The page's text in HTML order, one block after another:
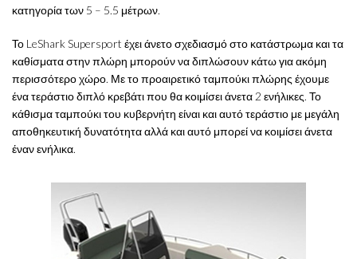
κατηγορία των 5 – 5.5 μέτρων.
Το LeShark Supersport έχει άνετο σχεδιασμό στο κατάστρωμα και τα
καθίσματα στην πλώρη μπορούν να διπλώσουν κάτω για ακόμη
περισσότερο χώρο. Με το προαιρετικό ταμπούκι πλώρης έχουμε
ένα τεράστιο διπλό κρεβάτι που θα κοιμίσει άνετα 2 ενήλικες. Το
κάθισμα ταμπούκι του κυβερνήτη είναι και αυτό τεράστιο με μεγάλη
αποθηκευτική δυνατότητα αλλά και αυτό μπορεί να κοιμίσει άνετα
έναν ενήλικα.